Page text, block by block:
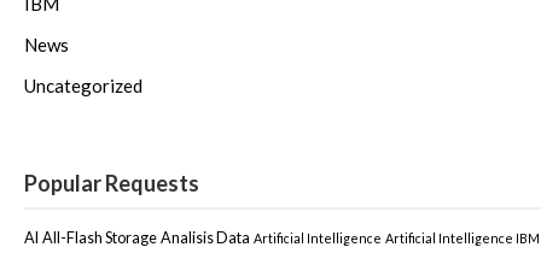
News
Uncategorized
Popular Requests
AI All-Flash Storage Analisis Data Artificial Intelligence Artificial Intelligence IBM